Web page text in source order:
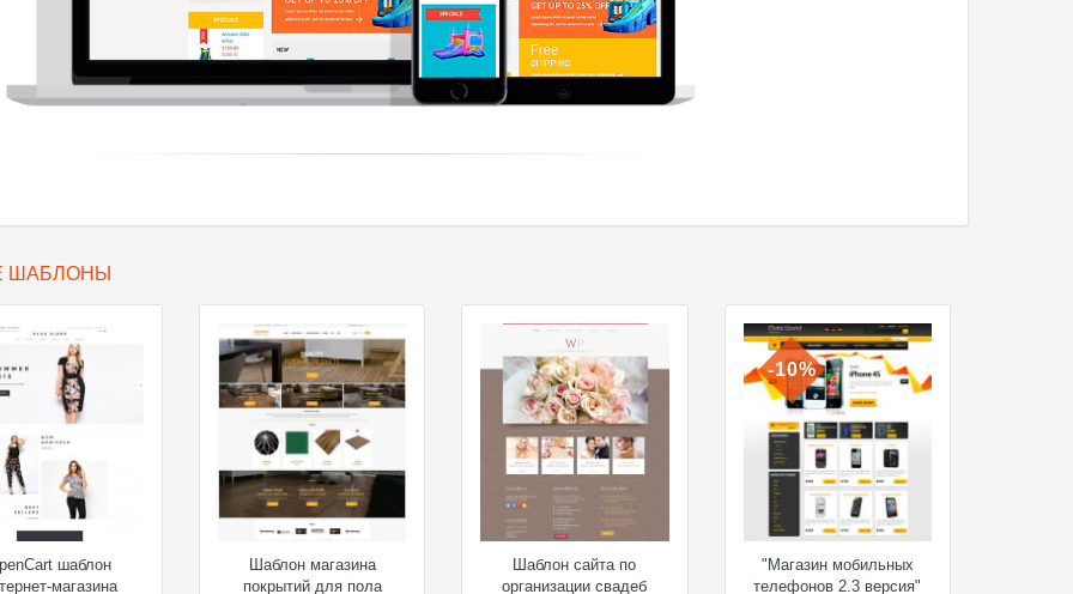
ШАБЛОНЫ
шаблон
магазина
Шаблон магазина
покрытий для пола
Шаблон сайта по
организации свадеб
-10%
"Магазин мобильных
телефонов 2.3 версия"